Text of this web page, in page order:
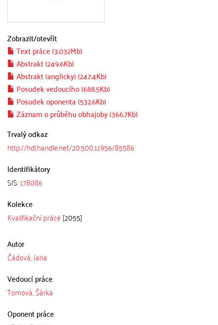
Zobrazit/otevřít
Text práce (3.032Mb)
Abstrakt (249.6Kb)
Abstrakt (anglicky) (247.4Kb)
Posudek vedoucího (688.5Kb)
Posudek oponenta (532.6Kb)
Záznam o průběhu obhajoby (366.7Kb)
Trvalý odkaz
http://hdl.handle.net/20.500.11956/85586
Identifikátory
SIS:178086
Kolekce
Kvalifikační práce [2055]
Autor
Čádová, Jana
Vedoucí práce
Tomová, Šárka
Oponent práce